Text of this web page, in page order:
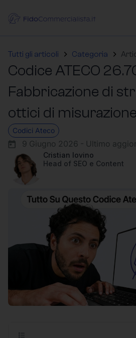
Tutti gli articoli Categoria
Codice ATECO
Fabbricazione di
ottici di
Codici Ateco
9 Giugno 2026 - Ultimo
Cristian Iovino
Head of SEO e Content